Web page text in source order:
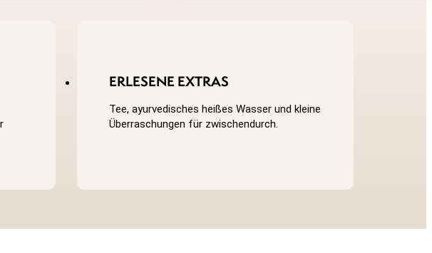
ERLESENE EXTRAS
Tee, ayurvedisches heißes Wasser und kleine
Überraschungen für zwischendurch.